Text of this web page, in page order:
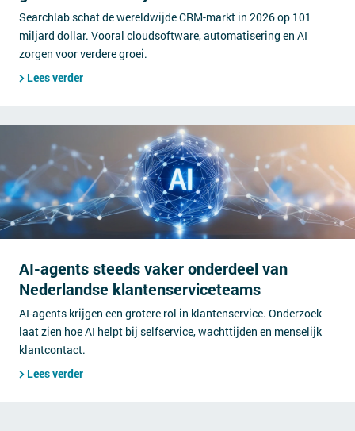
Searchlab schat de wereldwijde CRM-markt in 2026 op 101
miljard dollar. Vooral cloudsoftware, automatisering en AI
zorgen voor verdere groei.
Lees verder
AI-agents steeds vaker onderdeel van
Nederlandse klantenserviceteams
AI-agents krijgen een grotere rol in klantenservice. Onderzoek
laat zien hoe AI helpt bij selfservice, wachttijden en menselijk
klantcontact.
Lees verder